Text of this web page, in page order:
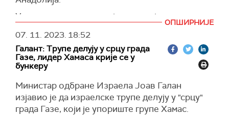
реалност у којој ће Хамас и Хезболах из
Либана "повредити грађане" на
северу Израела и обећава да ће "узвратити
ватром".
Напоменуо је и да је разговарао са
председником Међународног комитета
Црвеног крста о таоцима у Гази и захтевао да
Црвени крст одмах посети заробљенике како
би се уверио да су здрави и добро.
У саопшењу канцеларије за медије наводи се
да је у последњим нападима погинуо Јахја Абу
Менија, који је радио на радију Ал-Акса.
(Танјуг, Анадолија)
ОПШИРНИЈЕ
07. 11. 2023. 18:52
Галант: Трупе делују у срцу града
Газе, лидер Хамаса крије се у
бункеру
Министар одбране Израела Јоав Галан
изјавио је да израелске трупе делују у "срцу"
града Газе, који је упориште групе Хамас.